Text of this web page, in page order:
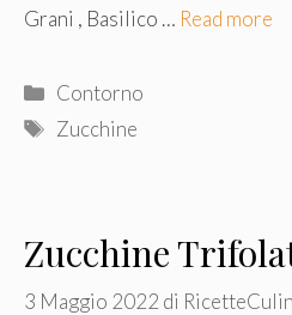
Grani , Basilico … Read more
Categorie
Contorno
Tag
Zucchine
Zucchine
3 Maggio 2022 di